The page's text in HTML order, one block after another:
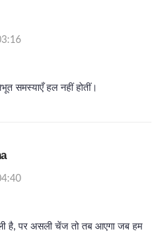
समस्याएँ हल नहीं होतीं।
है, पर असली चेंज तो तब आएगा जब हम